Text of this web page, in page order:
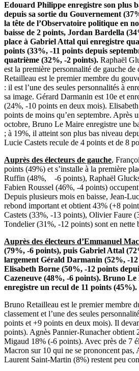
Edouard Philippe enregistre son plus
depuis sa sortie du Gouvernement
la tête de l’Observatoire politique en
baisse de 2 points, Jordan Bardella
place à Gabriel Attal qui enregistre
points (33%, -11 points depuis
quatrième (32%, -2 points). Raphaël
est la première personnalité de gauche de
Retailleau est le premier membre du
: il est l’une des seules personnalités à
sa image. Gérard Darmanin est 10e et
(24%, -10 points en deux mois).
points de moins qu’en septembre. Après
octobre, Bruno Le Maire enregistre une
; à 19%, il atteint son plus bas niveau
Lucie Castets recule de 4 points et de 8
Auprès des électeurs de gauche,
points (49%) et s’installe à la première
Ruffin (48%, -6 points), Raphaël
Fabien Roussel (46%, -4 points)
Depuis plusieurs mois en baisse, Jean-
rebond important et obtient 43% (+8
Castets (33%, -13 points), Olivier Faure
Tondelier (31%, -12 points) sont en nette
Auprès des électeurs d’Emmanuel
(79%, -6 points), puis Gabriel Attal
largement Gérald Darmanin (52%, -
Elisabeth Borne (50%, -12 points
Cazeneuve (48%, -6 points). Bruno Le
enregistre un recul de 11 points (45%).
Bruno Retailleau est le premier membre
classement et l’une des seules
points et +9 points en deux mois). Il
points). Agnès Pannier-Runacher
Migaud 18% (-6 points). Avec près de 7
Macron sur 10 qui ne se prononcent
Laurent Saint-Martin (8%) restent peu